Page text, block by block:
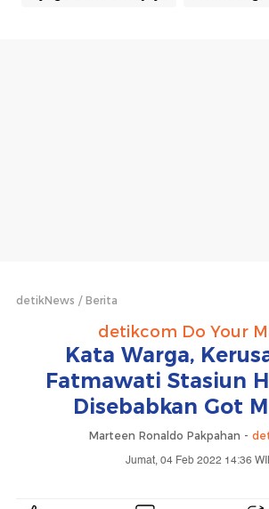
detikNews Berita
detikcom Do Your
Kata Warga,
Fatmawati Stasiun
Disebabkan Got
Marteen Ronaldo Pakpahan -
Jumat, 04 Feb 2022 14:36